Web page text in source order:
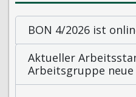
BON 4/2026 ist
Aktueller
Arbeitsgruppe